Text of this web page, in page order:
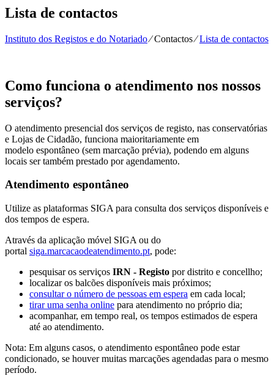
Lista de contactos
Instituto dos Registos e do Notariado⁄Contactos⁄Lista de contactos
Como funciona o atendimento nos nossos
serviços?
O atendimento presencial dos serviços de registo, nas conservatórias
e Lojas de Cidadão, funciona maioritariamente em
modelo espontâneo (sem marcação prévia), podendo em alguns
locais ser também prestado por agendamento.
Atendimento espontâneo
Utilize as plataformas SIGA para consulta dos serviços disponíveis e
dos tempos de espera.
Através da aplicação móvel SIGA ou do
portal siga.marcacaodeatendimento.pt, pode:
pesquisar os serviços IRN - Registo por distrito e concellho;
localizar os balcões disponíveis mais próximos;
consultar o número de pessoas em espera em cada local;
tirar uma senha online para atendimento no próprio dia;
acompanhar, em tempo real, os tempos estimados de espera
até ao atendimento.
Nota: Em alguns casos, o atendimento espontâneo pode estar
condicionado, se houver muitas marcações agendadas para o mesmo
período.